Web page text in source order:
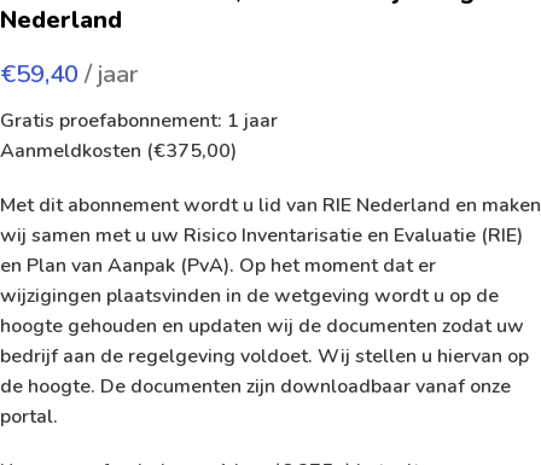
Nederland
€59,40 / jaar
Gratis proefabonnement: 1 jaar
Aanmeldkosten (€375,00)
Met dit abonnement wordt u lid van RIE Nederland en maken
wij samen met u uw Risico Inventarisatie en Evaluatie (RIE)
en Plan van Aanpak (PvA). Op het moment dat er
wijzigingen plaatsvinden in de wetgeving wordt u op de
hoogte gehouden en updaten wij de documenten zodat uw
bedrijf aan de regelgeving voldoet. Wij stellen u hiervan op
de hoogte. De documenten zijn downloadbaar vanaf onze
portal.